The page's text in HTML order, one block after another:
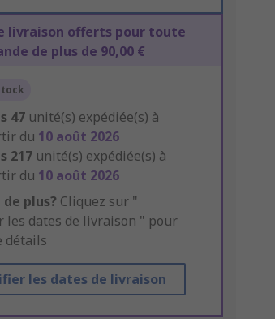
livraison offerts pour toute
de plus de 90,00 €
47 unité(s) expédiée(s) à
du 10 août 2026
217 unité(s) expédiée(s) à
du 10 août 2026
de plus? Cliquez sur "
les dates de livraison " pour
détails
les dates de livraison